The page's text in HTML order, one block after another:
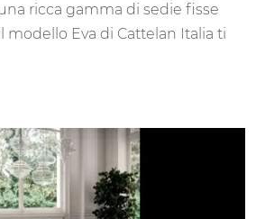
ricca gamma di sedie fisse
modello Eva di Cattelan Italia ti